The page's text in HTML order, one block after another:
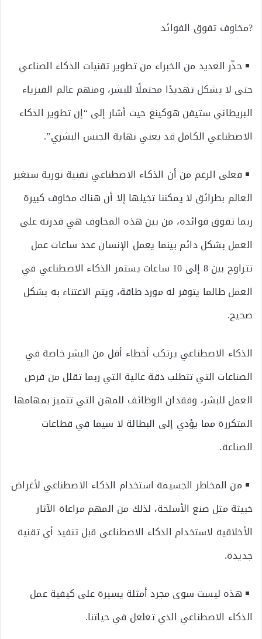
?مخاوف تفوق الفوائد
حذّر العديد من الخبراء من تطوير تقنيات الذكاء الصناعي
حتى لا يشكل تهديدًا محتملًا للبشر، ومنهم عالم الفيزياء
البريطاني ستيفن هوكينغ حيث أشار إلى “إن تطوير الذكاء
الاصطناعي الكامل قد يعني نهاية الجنس البشري”.
فعلى الرغم من أن الذكاء الاصطناعي تقنية ثورية ستغير
العالم بطرائق لا يمكننا تخيلها إلا أن هناك مخاوف كبيرة
ربما تفوق فوائده، من بين هذه المخاوف هي قدرته على
العمل بشكل دائم بينما يعمل الإنسان عدد ساعات عمل
تتراوح بين 8 إلى 10 ساعات يستمر الذكاء الاصطناعي في
العمل طالما يتوفر له مورد طاقة، ويتم الاعتناء به بشكل
صحيح.
الذكاء الاصطناعي يرتكب أخطاء أقل من البشر خاصة في
الصناعات التي تتطلب دقة عالية التي ربما تقلل من فرص
العمل للبشر، وفقدان الوظائف للمهن التي تتميز بمهامها
المتكررة مما يؤدي إلى البطالة لا سيما في قطاعات
الصناعة.
من المخاطر الجسيمة استخدام الذكاء الاصطناعي لأغراض
خبيثة مثل صنع الأسلحة، لذلك من المهم مراعاة الآثار
الأخلاقية لاستخدام الذكاء الاصطناعي قبل تنفيذ أي تقنية
جديدة.
هذه ليست سوى مجرد أمثلة يسيرة على كيفية عمل
الذكاء الاصطناعي الذي تغلغل في حياتنا.